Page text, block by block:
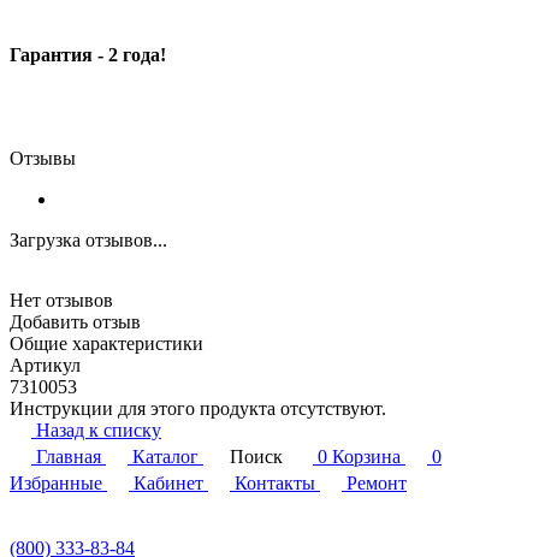
Гарантия - 2 года!
Отзывы
Загрузка отзывов...
Нет отзывов
Добавить отзыв
Общие характеристики
Артикул
7310053
Инструкции для этого продукта отсутствуют.
Назад к списку
Главная
Каталог Поиск 0 Корзина
0
Избранные
Кабинет Контакты Ремонт
(800) 333-83-84